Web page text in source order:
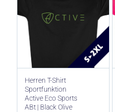
Herren T-Shirt
Sportfunktion
Active Eco Sports
ABt | Black Olive